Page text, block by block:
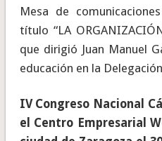
Mesa de
título “LA
que dirigió Juan Manuel
educación en la
IV Congreso Nacional
el Centro Empresarial